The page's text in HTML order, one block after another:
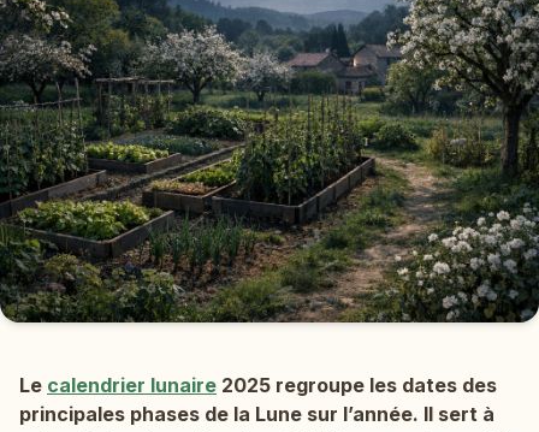
Le calendrier lunaire 2025 regroupe les dates des
principales phases de la Lune sur l’année. Il sert à